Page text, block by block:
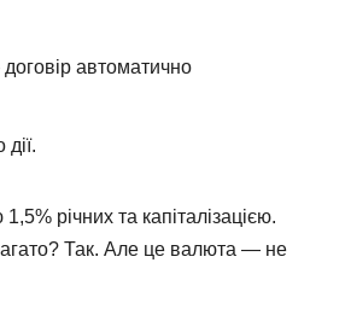
автоматично
річних та капіталізацією.
Так. Але це валюта — не